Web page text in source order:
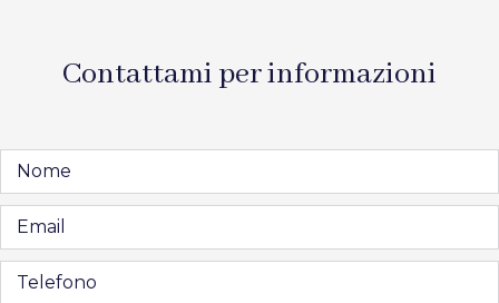
Contattami per informazioni